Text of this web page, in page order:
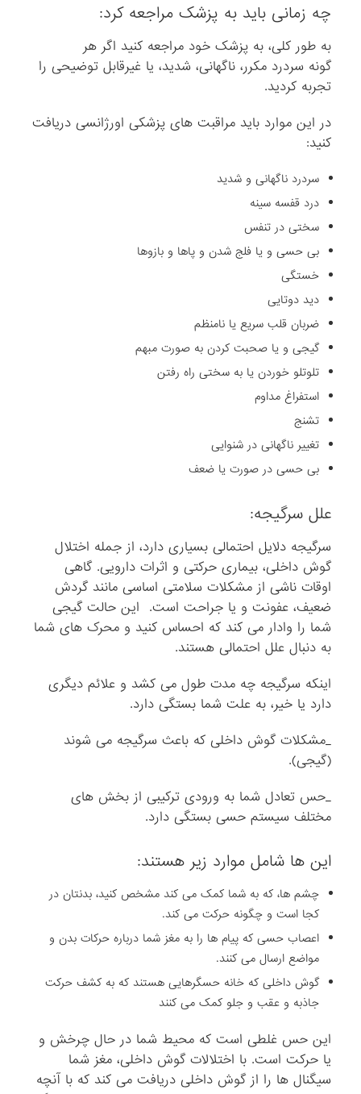
چه زمانی باید به پزشک مراجعه کرد:
به طور کلی، به پزشک خود مراجعه کنید اگر هر
گونه سردرد مکرر، ناگهانی، شدید، یا غیرقابل توضیحی را
تجربه کردید.
در این موارد باید مراقبت های پزشکی اورژانسی دریافت
کنید:
سردرد ناگهانی و شدید
درد قفسه سینه
سختی در تنفس
بی حسی و یا فلج شدن و پاها و بازوها
خستگی
دید دوتایی
ضربان قلب سریع یا نامنظم
گیجی و یا صحبت کردن به صورت مبهم
تلوتلو خوردن یا به سختی راه رفتن
استفراغ مداوم
تشنج
تغییر ناگهانی در شنوایی
بی حسی در صورت یا ضعف
علل سرگیجه:
سرگیجه دلایل احتمالی بسیاری دارد، از جمله اختلال
گوش داخلی، بیماری حرکتی و اثرات دارویی. گاهی
اوقات ناشی از مشکلات سلامتی اساسی مانند گردش
ضعیف، عفونت و یا جراحت است. این حالت گیجی
شما را وادار می کند که احساس کنید و محرک های شما
به دنبال علل احتمالی هستند.
اینکه سرگیجه چه مدت طول می کشد و علائم دیگری
دارد یا خیر، به علت شما بستگی دارد.
_مشکلات گوش داخلی که باعث سرگیجه می شوند
(گیجی).
_حس تعادل شما به ورودی ترکیبی از بخش های
مختلف سیستم حسی بستگی دارد.
این ها شامل موارد زیر هستند:
چشم ها، که به شما کمک می کند مشخص کنید، بدنتان در
کجا است و چگونه حرکت می کند.
اعصاب حسی که پیام ها را به مغز شما درباره حرکات بدن و
مواضع ارسال می کنند.
گوش داخلی که خانه حسگرهایی هستند که به کشف حرکت
جاذبه و عقب و جلو کمک می کنند
این حس غلطی است که محیط شما در حال چرخش و
یا حرکت است. با اختلالات گوش داخلی، مغز شما
سیگنال ها را از گوش داخلی دریافت می کند که با آنچه